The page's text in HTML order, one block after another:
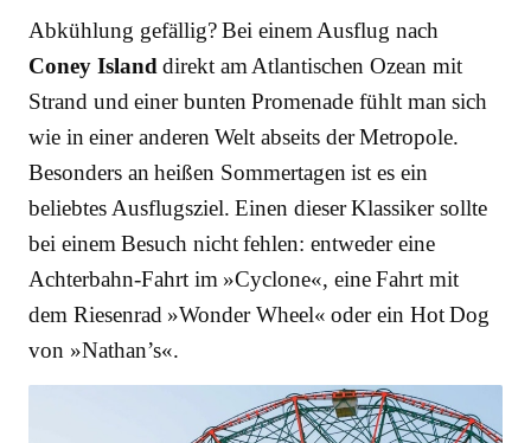
Abkühlung gefällig? Bei einem Ausflug nach
Coney Island direkt am Atlantischen Ozean mit
Strand und einer bunten Promenade fühlt man sich
wie in einer anderen Welt abseits der Metropole.
Besonders an heißen Sommertagen ist es ein
beliebtes Ausflugsziel. Einen dieser Klassiker sollte
bei einem Besuch nicht fehlen: entweder eine
Achterbahn-Fahrt im »Cyclone«, eine Fahrt mit
dem Riesenrad »Wonder Wheel« oder ein Hot Dog
von »Nathan’s«.